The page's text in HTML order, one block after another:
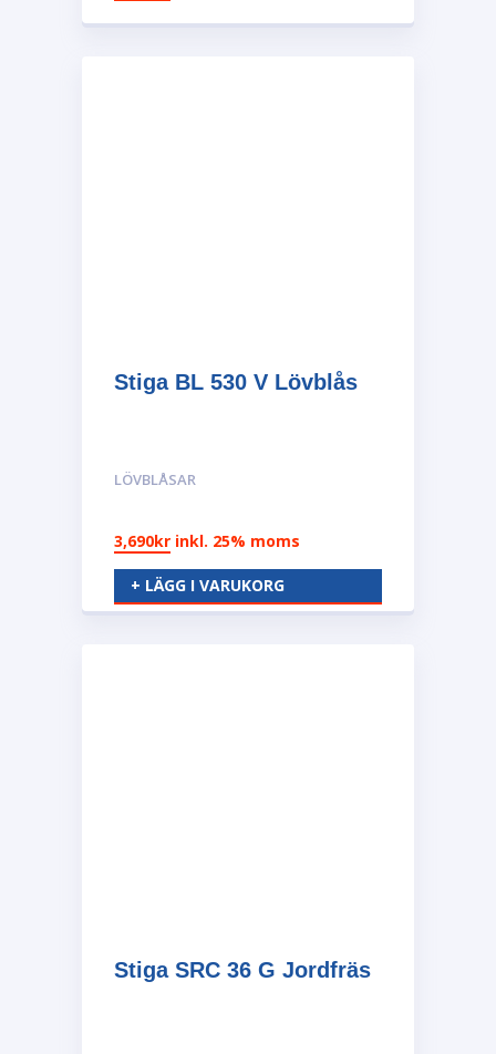
Stiga BL 530 V Lövblås
LÖVBLÅSAR
3,690kr inkl. 25% moms
+ LÄGG I VARUKORG
Stiga SRC 36 G Jordfräs